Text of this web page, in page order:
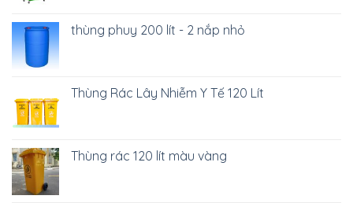
thùng phuy 200 lít - 2 nắp nhỏ
Thùng Rác Lây Nhiễm Y Tế 120 Lít
Thùng rác 120 lít màu vàng